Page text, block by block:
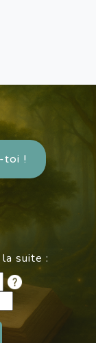
toi !
suite :